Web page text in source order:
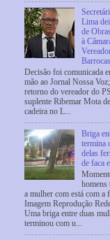
Lima
de
à
Barrocas
Decisão foi comunicada
mão ao Jornal Nossa
retorno do vereador do
suplente Ribemar Mota
cadeira no L...
Briga
termina
delas
de faca
homens
a mulher com está com a
Imagem Reprodução
Uma briga entre duas
terminou com u...